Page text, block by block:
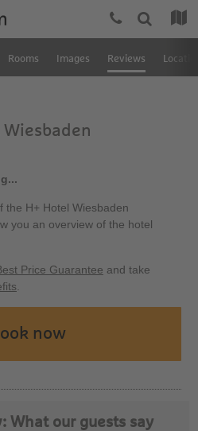
Rooms Images Reviews
Wiesbaden
the H+ Hotel Wiesbaden
you an overview of the hotel
Price Guarantee and take
now
What our guests say